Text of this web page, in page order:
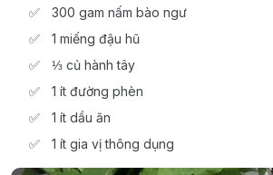
300 gam nấm bào ngư
1 miếng đậu hũ
⅓ củ hành tây
1 ít đường phèn
1 ít dầu ăn
1 ít gia vị thông dụng